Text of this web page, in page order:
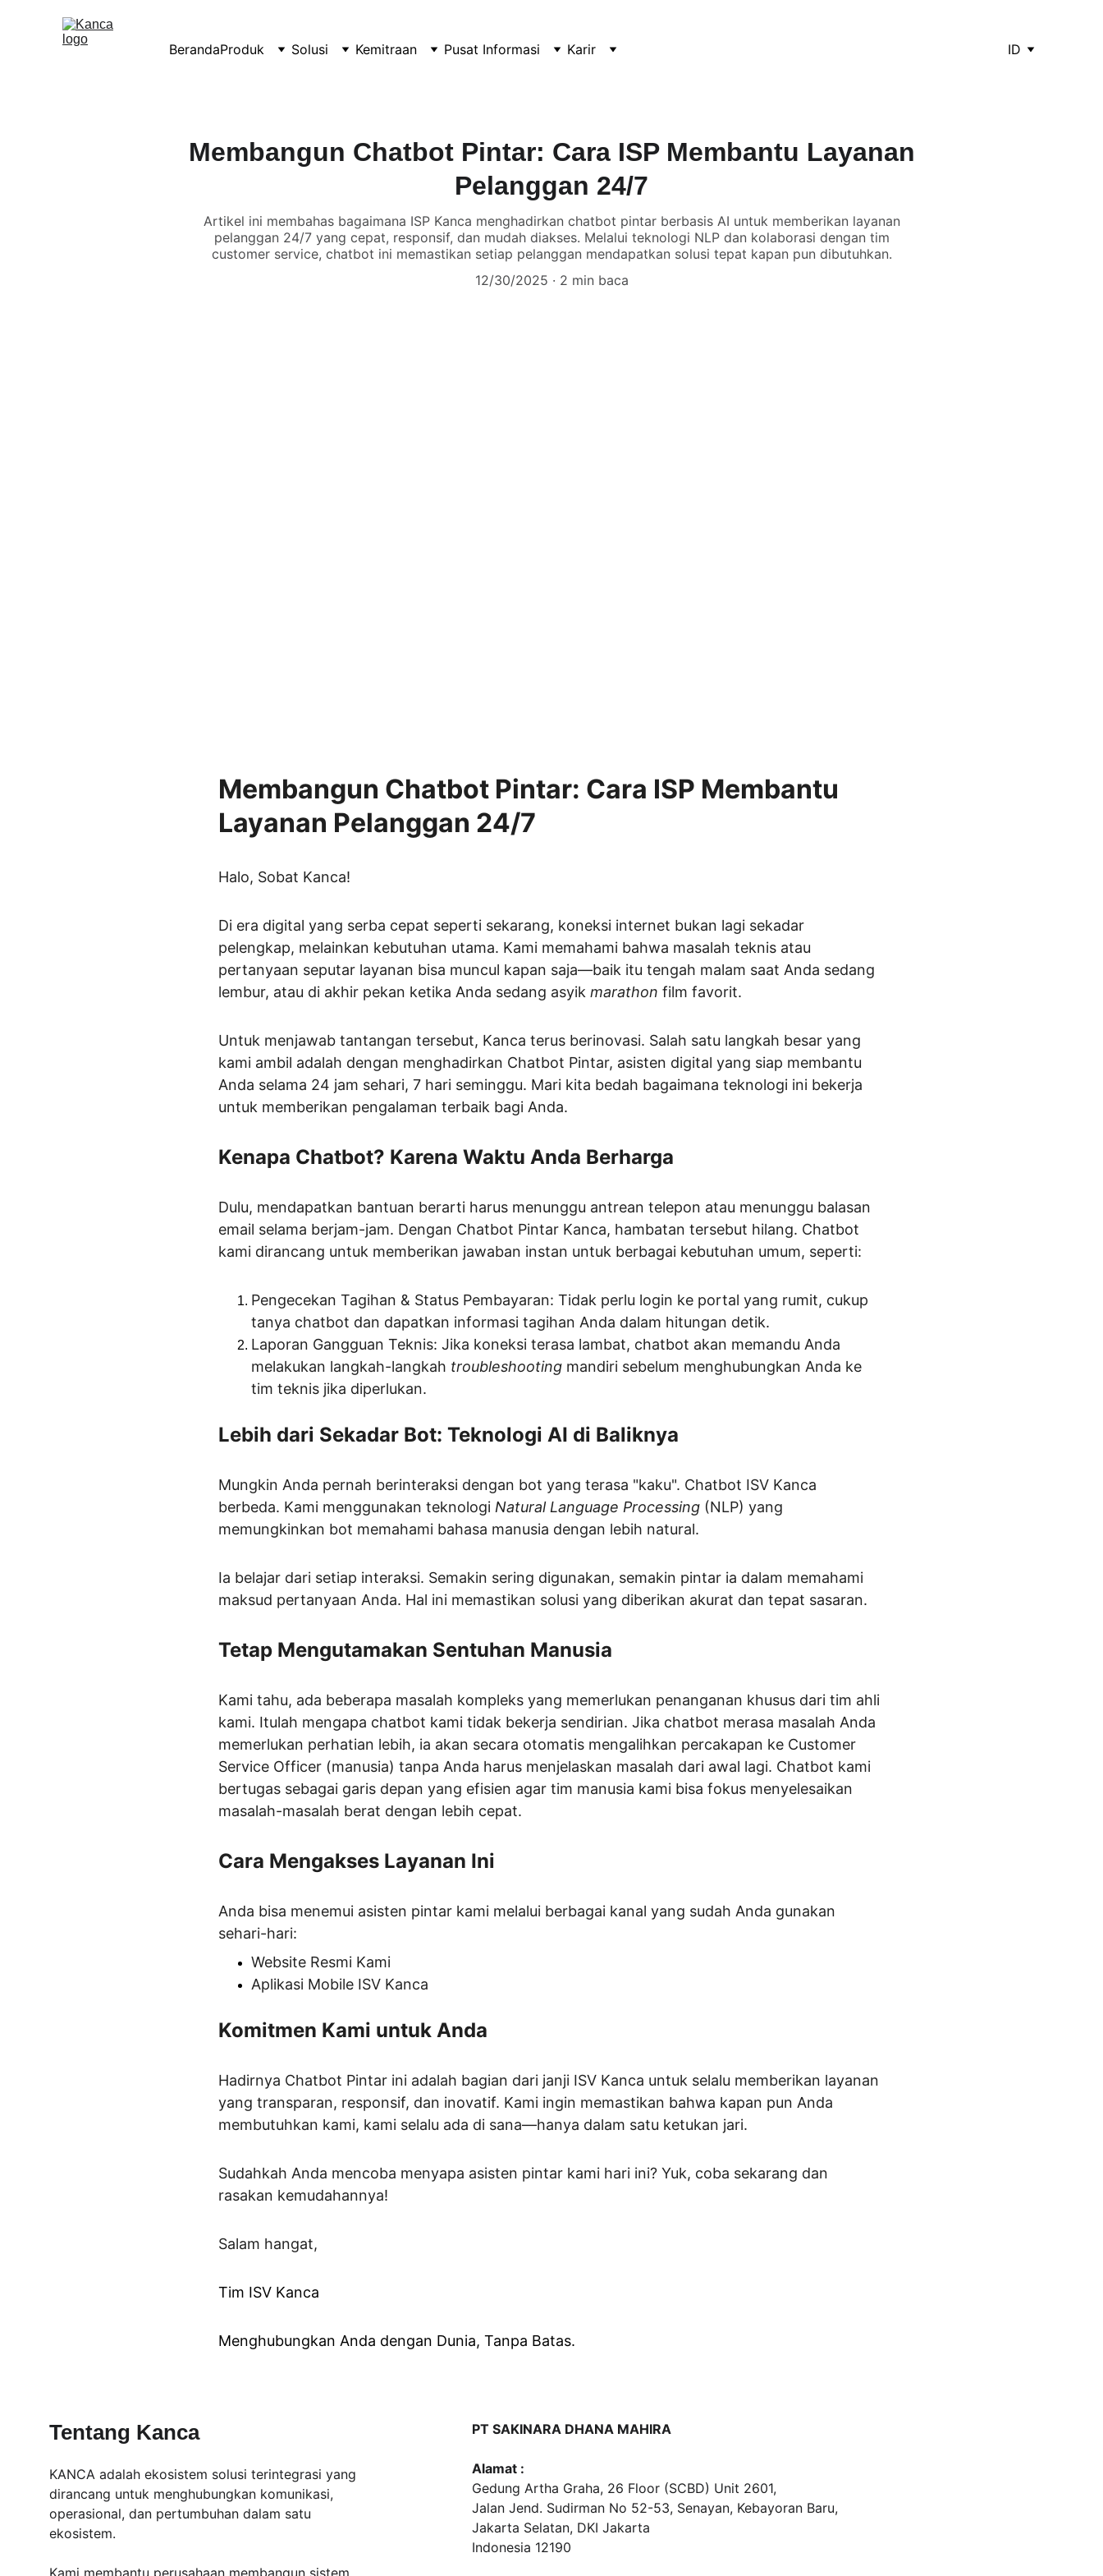
BerandaProduk Solusi Kemitraan Pusat Informasi Karir ID
Membangun Chatbot Pintar: Cara ISP Membantu Layanan
Pelanggan 24/7
Artikel ini membahas bagaimana ISP Kanca menghadirkan chatbot pintar berbasis AI untuk memberikan layanan
pelanggan 24/7 yang cepat, responsif, dan mudah diakses. Melalui teknologi NLP dan kolaborasi dengan tim
customer service, chatbot ini memastikan setiap pelanggan mendapatkan solusi tepat kapan pun dibutuhkan.
12/30/2025
2 min baca
Membangun Chatbot Pintar: Cara ISP Membantu
Layanan Pelanggan 24/7
Halo, Sobat Kanca!
Di era digital yang serba cepat seperti sekarang, koneksi internet bukan lagi sekadar
pelengkap, melainkan kebutuhan utama. Kami memahami bahwa masalah teknis atau
pertanyaan seputar layanan bisa muncul kapan saja—baik itu tengah malam saat Anda sedang
lembur, atau di akhir pekan ketika Anda sedang asyik marathon film favorit.
Untuk menjawab tantangan tersebut, Kanca terus berinovasi. Salah satu langkah besar yang
kami ambil adalah dengan menghadirkan Chatbot Pintar, asisten digital yang siap membantu
Anda selama 24 jam sehari, 7 hari seminggu. Mari kita bedah bagaimana teknologi ini bekerja
untuk memberikan pengalaman terbaik bagi Anda.
Kenapa Chatbot? Karena Waktu Anda Berharga
Dulu, mendapatkan bantuan berarti harus menunggu antrean telepon atau menunggu balasan
email selama berjam-jam. Dengan Chatbot Pintar Kanca, hambatan tersebut hilang. Chatbot
kami dirancang untuk memberikan jawaban instan untuk berbagai kebutuhan umum, seperti:
Pengecekan Tagihan & Status Pembayaran: Tidak perlu login ke portal yang rumit, cukup
tanya chatbot dan dapatkan informasi tagihan Anda dalam hitungan detik.
Laporan Gangguan Teknis: Jika koneksi terasa lambat, chatbot akan memandu Anda
melakukan langkah-langkah troubleshooting mandiri sebelum menghubungkan Anda ke
tim teknis jika diperlukan.
Lebih dari Sekadar Bot: Teknologi AI di Baliknya
Mungkin Anda pernah berinteraksi dengan bot yang terasa "kaku". Chatbot ISV Kanca
berbeda. Kami menggunakan teknologi Natural Language Processing (NLP) yang
memungkinkan bot memahami bahasa manusia dengan lebih natural.
Ia belajar dari setiap interaksi. Semakin sering digunakan, semakin pintar ia dalam memahami
maksud pertanyaan Anda. Hal ini memastikan solusi yang diberikan akurat dan tepat sasaran.
Tetap Mengutamakan Sentuhan Manusia
Kami tahu, ada beberapa masalah kompleks yang memerlukan penanganan khusus dari tim ahli
kami. Itulah mengapa chatbot kami tidak bekerja sendirian. Jika chatbot merasa masalah Anda
memerlukan perhatian lebih, ia akan secara otomatis mengalihkan percakapan ke Customer
Service Officer (manusia) tanpa Anda harus menjelaskan masalah dari awal lagi. Chatbot kami
bertugas sebagai garis depan yang efisien agar tim manusia kami bisa fokus menyelesaikan
masalah-masalah berat dengan lebih cepat.
Cara Mengakses Layanan Ini
Anda bisa menemui asisten pintar kami melalui berbagai kanal yang sudah Anda gunakan
sehari-hari:
Website Resmi Kami
Aplikasi Mobile ISV Kanca
Komitmen Kami untuk Anda
Hadirnya Chatbot Pintar ini adalah bagian dari janji ISV Kanca untuk selalu memberikan layanan
yang transparan, responsif, dan inovatif. Kami ingin memastikan bahwa kapan pun Anda
membutuhkan kami, kami selalu ada di sana—hanya dalam satu ketukan jari.
Sudahkah Anda mencoba menyapa asisten pintar kami hari ini? Yuk, coba sekarang dan
rasakan kemudahannya!
Salam hangat,
Tim ISV Kanca
Menghubungkan Anda dengan Dunia, Tanpa Batas.
Tentang Kanca
KANCA adalah ekosistem solusi terintegrasi yang
dirancang untuk menghubungkan komunikasi,
operasional, dan pertumbuhan dalam satu
ekosistem.
Kami membantu perusahaan membangun sistem
PT SAKINARA DHANA MAHIRA
Alamat :
Gedung Artha Graha, 26 Floor (SCBD) Unit 2601,
Jalan Jend. Sudirman No 52-53, Senayan, Kebayoran Baru,
Jakarta Selatan, DKI Jakarta
Indonesia 12190